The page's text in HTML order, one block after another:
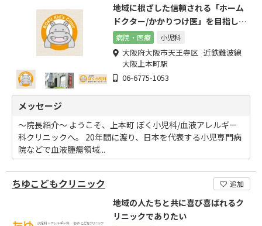
地域に根ざした信頼される「ホーム
ドクター/かかりつけ医」を目指しま
す。
病院・医療 小児科
大阪府大阪市天王寺区 近鉄難波線
大阪上本町駅
06-6775-1053
メッセージ
～院長紹介～ ようこそ、上本町 ぼく小児科/血液アレルギー
科クリニックへ。 20年間に渡り、日本を代表する小児専門病
院などで血液腫瘍領域...
ちゆこどもクリニック 追加
地域の人たちと共に喜び喜ばれるク
リニックでありたい